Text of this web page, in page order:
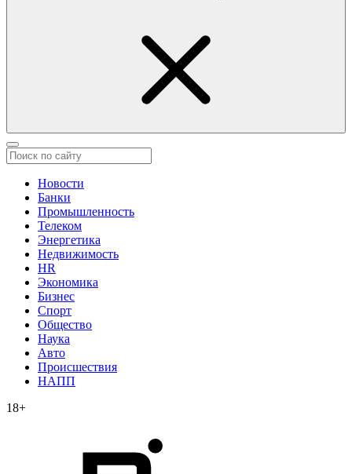
Новости
Банки
Промышленность
Телеком
Энергетика
Недвижимость
HR
Экономика
Бизнес
Спорт
Общество
Наука
Авто
Происшествия
НАПП
18+